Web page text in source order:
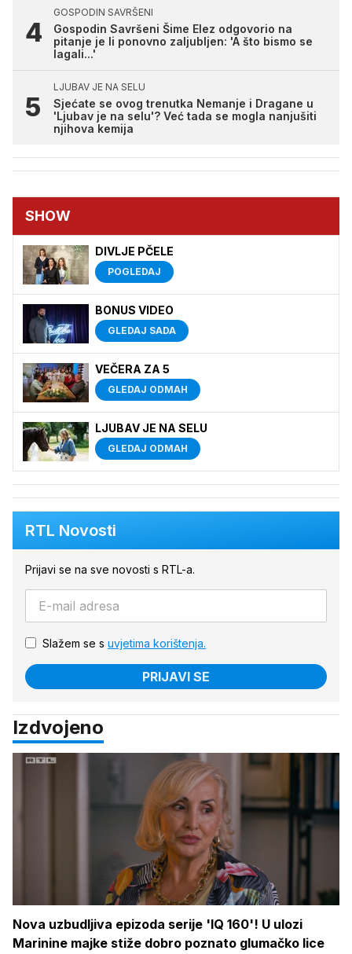
GOSPODIN SAVRŠENI
Gospodin Savršeni Šime Elez odgovorio na
pitanje je li ponovno zaljubljen: 'A što bismo se
lagali...'
LJUBAV JE NA SELU
Sjećate se ovog trenutka Nemanje i Dragane u
'Ljubav je na selu'? Već tada se mogla nanjušiti
njihova kemija
SHOW
DIVLJE PČELE
POGLEDAJ
BONUS VIDEO
GLEDAJ SADA
VEČERA ZA 5
GLEDAJ ODMAH
LJUBAV JE NA SELU
GLEDAJ ODMAH
RTL Novosti
Prijavi se na sve novosti s RTL-a.
Slažem se s uvjetima korištenja.
PRIJAVI SE
Izdvojeno
Nova uzbudljiva epizoda serije 'IQ 160'! U ulozi
Marinine majke stiže dobro poznato glumačko lice